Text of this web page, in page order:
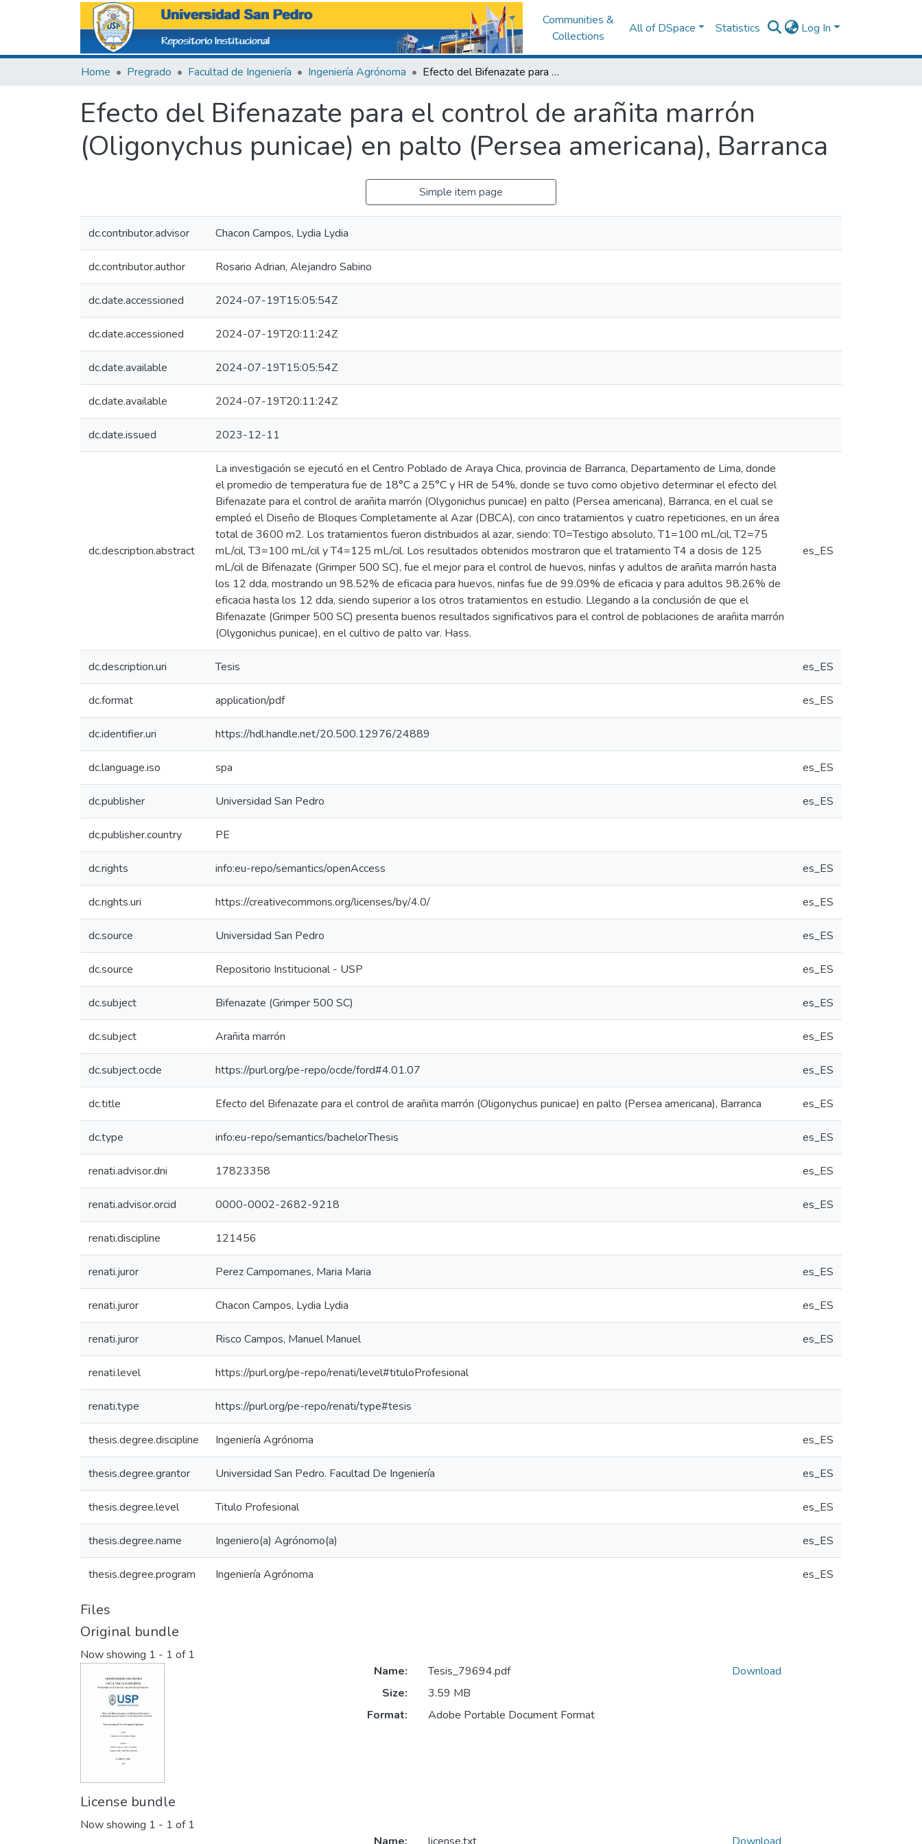
Communities &
Collections
All of DSpace Statistics Log In
Home Pregrado Facultad de Ingeniería Ingeniería Agrónoma Efecto del Bifenazate para el control de arañita marrón (Oligonychus punicae) en palto (Persea americana), Barranca
Efecto del Bifenazate para el control de arañita marrón
(Oligonychus punicae) en palto (Persea americana), Barranca
Simple item page
dc.contributor.advisor Chacon Campos, Lydia Lydia
dc.contributor.author Rosario Adrian, Alejandro Sabino
dc.date.accessioned 2024-07-19T15:05:54Z
dc.date.accessioned 2024-07-19T20:11:24Z
dc.date.available 2024-07-19T15:05:54Z
dc.date.available 2024-07-19T20:11:24Z
dc.date.issued 2023-12-11
dc.description.abstract
La investigación se ejecutó en el Centro Poblado de Araya Chica, provincia de Barranca, Departamento de Lima, donde
el promedio de temperatura fue de 18°C a 25°C y HR de 54%, donde se tuvo como objetivo determinar el efecto del
Bifenazate para el control de arañita marrón (Olygonichus punicae) en palto (Persea americana), Barranca, en el cual se
empleó el Diseño de Bloques Completamente al Azar (DBCA), con cinco tratamientos y cuatro repeticiones, en un área
total de 3600 m2. Los tratamientos fueron distribuidos al azar, siendo: T0=Testigo absoluto, T1=100 mL/cil, T2=75
mL/cil, T3=100 mL/cil y T4=125 mL/cil. Los resultados obtenidos mostraron que el tratamiento T4 a dosis de 125
mL/cil de Bifenazate (Grimper 500 SC), fue el mejor para el control de huevos, ninfas y adultos de arañita marrón hasta
los 12 dda, mostrando un 98.52% de eficacia para huevos, ninfas fue de 99.09% de eficacia y para adultos 98.26% de
eficacia hasta los 12 dda, siendo superior a los otros tratamientos en estudio. Llegando a la conclusión de que el
Bifenazate (Grimper 500 SC) presenta buenos resultados significativos para el control de poblaciones de arañita marrón
(Olygonichus punicae), en el cultivo de palto var. Hass.
es_ES
dc.description.uri Tesis es_ES
dc.format application/pdf es_ES
dc.identifier.uri https://hdl.handle.net/20.500.12976/24889
dc.language.iso spa es_ES
dc.publisher Universidad San Pedro es_ES
dc.publisher.country PE
dc.rights info:eu-repo/semantics/openAccess es_ES
dc.rights.uri https://creativecommons.org/licenses/by/4.0/ es_ES
dc.source Universidad San Pedro es_ES
dc.source Repositorio Institucional - USP es_ES
dc.subject Bifenazate (Grimper 500 SC) es_ES
dc.subject Arañita marrón es_ES
dc.subject.ocde https://purl.org/pe-repo/ocde/ford#4.01.07 es_ES
dc.title Efecto del Bifenazate para el control de arañita marrón (Oligonychus punicae) en palto (Persea americana), Barranca es_ES
dc.type info:eu-repo/semantics/bachelorThesis es_ES
renati.advisor.dni 17823358 es_ES
renati.advisor.orcid 0000-0002-2682-9218 es_ES
renati.discipline 121456
renati.juror Perez Campomanes, Maria Maria es_ES
renati.juror Chacon Campos, Lydia Lydia es_ES
renati.juror Risco Campos, Manuel Manuel es_ES
renati.level https://purl.org/pe-repo/renati/level#tituloProfesional
renati.type https://purl.org/pe-repo/renati/type#tesis
thesis.degree.discipline Ingeniería Agrónoma es_ES
thesis.degree.grantor Universidad San Pedro. Facultad De Ingeniería es_ES
thesis.degree.level Titulo Profesional es_ES
thesis.degree.name Ingeniero(a) Agrónomo(a) es_ES
thesis.degree.program Ingeniería Agrónoma es_ES
Files
Original bundle
Now showing 1 - 1 of 1
Name:
Tesis_79694.pdf
Size:
3.59 MB
Format:
Adobe Portable Document Format
Download
License bundle
Now showing 1 - 1 of 1